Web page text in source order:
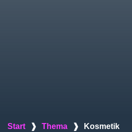
Start ❱ Thema ❱ Kosmetik